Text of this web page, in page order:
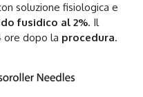
soluzione fisiologica e
fusidico al 2%. Il
ore dopo la procedura.